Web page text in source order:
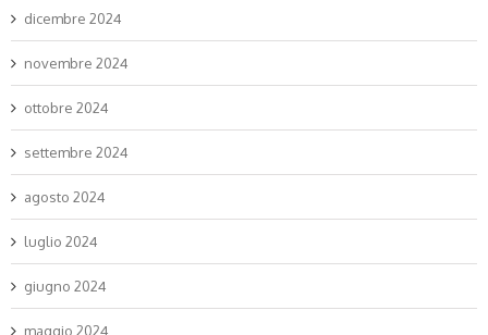
dicembre 2024
novembre 2024
ottobre 2024
settembre 2024
agosto 2024
luglio 2024
giugno 2024
maggio 2024